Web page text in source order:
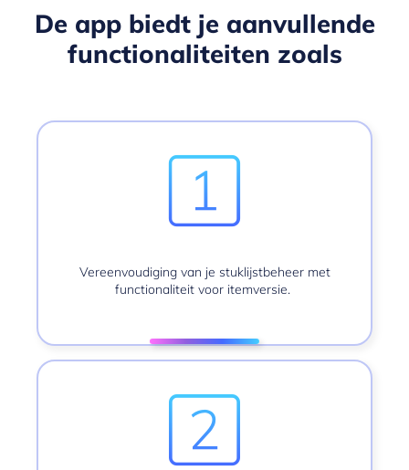
De app biedt je aanvullende
functionaliteiten zoals
Vereenvoudiging van je stuklijstbeheer met
functionaliteit voor itemversie.